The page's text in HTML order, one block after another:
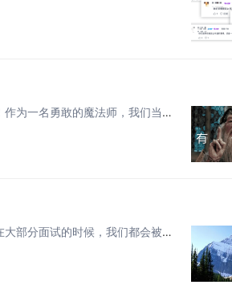
引言 欢迎来到魔法世界，这里充满了神秘和奇妙！作为一名勇敢的魔法师，我们当然要学会使用强大的Vue.js，将我们的魔法网站变得更加奇幻。接下来，让我们进入魔法时代 1. “魔法数组” v-for 在魔法世界里，我们经常需要操纵一大堆...
前言 作为一个程序员，代码实现才是能力体现，在大部分面试的时候，我们都会被要求手写代码实现一个功能，这需要有良好的代码习惯和思路，有时候我们也可以多去看看和理解一些经常用到的api源代码，这是有帮助的。这里我总结了一下经常被面试官问到...